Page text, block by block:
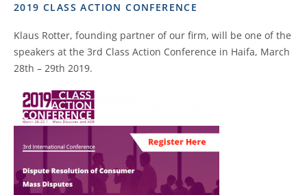
2019 CLASS ACTION CONFERENCE
Klaus Rotter, founding partner of our firm, will be one of the
speakers at the 3rd Class Action Conference in Haifa, March
28th – 29th 2019.